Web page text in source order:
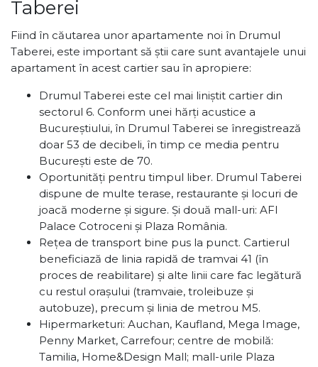
Taberei
Fiind în căutarea unor apartamente noi în Drumul
Taberei, este important să știi care sunt avantajele unui
apartament în acest cartier sau în apropiere:
Drumul Taberei este cel mai liniștit cartier din
sectorul 6. Conform unei hărți acustice a
Bucureștiului, în Drumul Taberei se înregistrează
doar 53 de decibeli, în timp ce media pentru
București este de 70.
Oportunități pentru timpul liber. Drumul Taberei
dispune de multe terase, restaurante și locuri de
joacă moderne și sigure. Și două mall-uri: AFI
Palace Cotroceni și Plaza România.
Rețea de transport bine pus la punct. Cartierul
beneficiază de linia rapidă de tramvai 41 (în
proces de reabilitare) și alte linii care fac legătură
cu restul orașului (tramvaie, troleibuze și
autobuze), precum și linia de metrou M5.
Hipermarketuri: Auchan, Kaufland, Mega Image,
Penny Market, Carrefour; centre de mobilă:
Tamilia, Home&Design Mall; mall-urile Plaza